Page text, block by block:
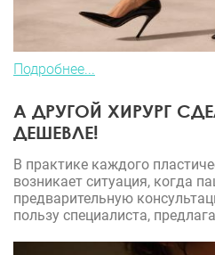
Подробнее...
А ДРУГОЙ ХИРУРГ
ДЕШЕВЛЕ!
В практике каждого
возникает ситуация, когда
предварительную
пользу специалиста,